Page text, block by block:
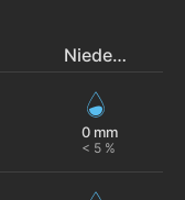
Niederschlag
0 mm
< 5 %